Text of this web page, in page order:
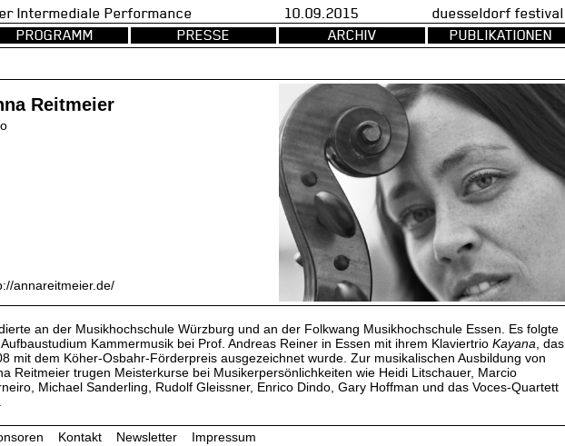
fuer Intermediale Performance 10.09.2015 duesseldorf festival
PROGRAMM
PRESSE ARCHIV PUBLIKATIONEN
Reitmeier
annareitmeier.de/
an der Musikhochschule Würzburg und an der Folkwang Musikhochschule Essen. Es folgte
Kammermusik bei Prof. Andreas Reiner in Essen mit ihrem Klaviertrio Kayana , das
mit dem Köher-Osbahr-Förderpreis ausgezeichnet wurde. Zur musikalischen Ausbildung von
Reitmeier trugen Meisterkurse bei Musikerpersönlichkeiten wie Heidi Litschauer, Marcio
Michael Sanderling, Rudolf Gleissner, Enrico Dindo, Gary Hoffman und das Voces-Quartett
Kontakt Newsletter Impressum